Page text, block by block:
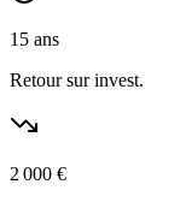
15 ans
Retour sur invest.
2 000 €